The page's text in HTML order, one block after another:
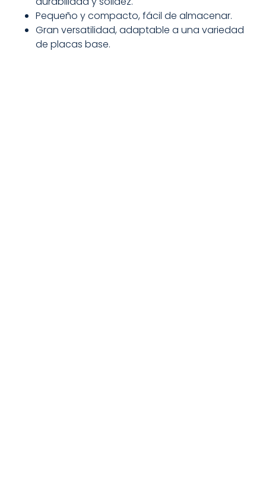
Pequeño y compacto, fácil de almacenar.
Gran versatilidad, adaptable a una variedad
de placas base.